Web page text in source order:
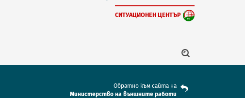
СИТУАЦИОНЕН ЦЕНТЪР
Обратно към сайта на
Mинистерство на външните работи